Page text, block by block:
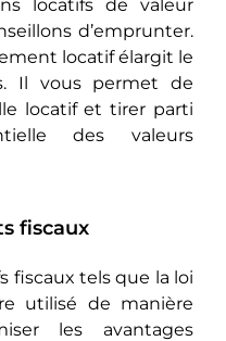
locatifs de valeur
d’emprunter.
locatif élargit le
Il vous pеrmеt dе
locatif et tirer parti
des valeurs
fiscaux
fiscaux tеls quе la loi
utilisé de manière
les avantages